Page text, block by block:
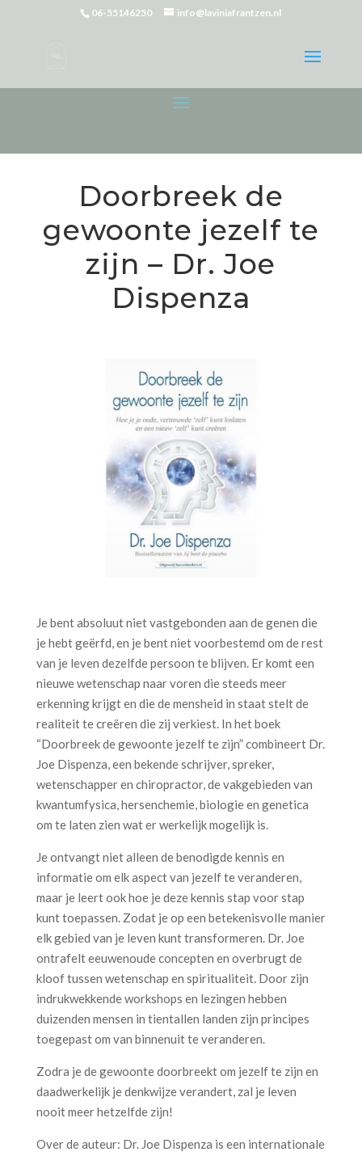
06-55146250 info@laviniafrantzen.nl
Doorbreek de
gewoonte jezelf te
zijn – Dr. Joe
Dispenza
Je bent absoluut niet vastgebonden aan de genen die
je hebt geërfd, en je bent niet voorbestemd om de rest
van je leven dezelfde persoon te blijven. Er komt een
nieuwe wetenschap naar voren die steeds meer
erkenning krijgt en die de mensheid in staat stelt de
realiteit te creëren die zij verkiest. In het boek
“Doorbreek de gewoonte jezelf te zijn” combineert Dr.
Joe Dispenza, een bekende schrijver, spreker,
wetenschapper en chiropractor, de vakgebieden van
kwantumfysica, hersenchemie, biologie en genetica
om te laten zien wat er werkelijk mogelijk is.
Je ontvangt niet alleen de benodigde kennis en
informatie om elk aspect van jezelf te veranderen,
maar je leert ook hoe je deze kennis stap voor stap
kunt toepassen. Zodat je op een betekenisvolle manier
elk gebied van je leven kunt transformeren. Dr. Joe
ontrafelt eeuwenoude concepten en overbrugt de
kloof tussen wetenschap en spiritualiteit. Door zijn
indrukwekkende workshops en lezingen hebben
duizenden mensen in tientallen landen zijn principes
toegepast om van binnenuit te veranderen.
Zodra je de gewoonte doorbreekt om jezelf te zijn en
daadwerkelijk je denkwijze verandert, zal je leven
nooit meer hetzelfde zijn!
Over de auteur: Dr. Joe Dispenza is een internationale